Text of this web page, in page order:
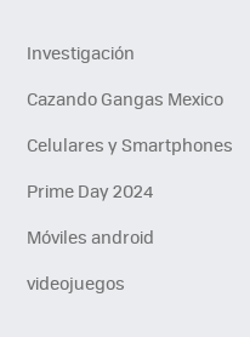
Investigación
Cazando Gangas Mexico
Celulares y Smartphones
Prime Day 2024
Móviles android
videojuegos